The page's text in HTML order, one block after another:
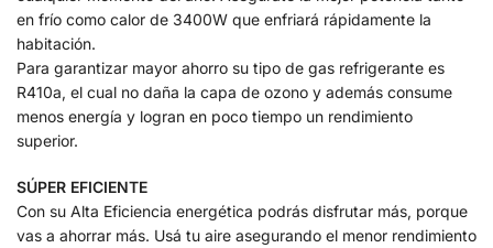
en frío como calor de 3400W que enfriará rápidamente la
habitación.
Para garantizar mayor ahorro su tipo de gas refrigerante es
R410a, el cual no daña la capa de ozono y además consume
menos energía y logran en poco tiempo un rendimiento
superior.
SÚPER EFICIENTE
Con su Alta Eficiencia energética podrás disfrutar más, porque
vas a ahorrar más. Usá tu aire asegurando el menor rendimiento